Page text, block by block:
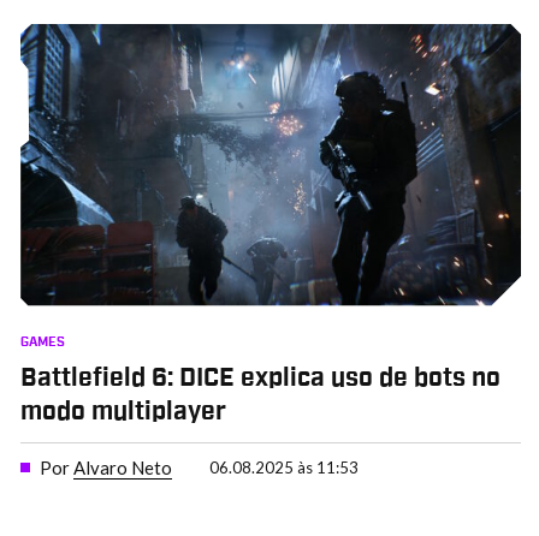
GAMES
Battlefield 6: DICE explica uso de bots no
modo multiplayer
PorAlvaro Neto 06.08.2025 às 11:53